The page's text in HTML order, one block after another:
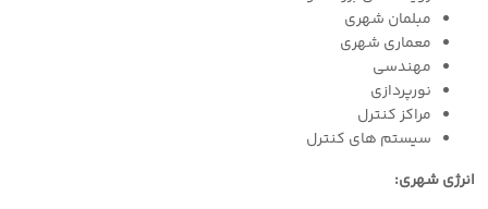
مبلمان شهری
معماری شهری
مهندسی
نورپردازی
مراکز کنترل
سیستم های کنترل
انرژی شهری: